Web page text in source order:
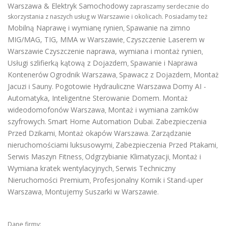
Warszawa & Elektryk Samochodowy zapraszamy serdecznie do
skorzystania z naszych usług w Warszawie i okolicach. Posiadamy też
Mobilną Naprawę i wymianę rynien, Spawanie na zimno
MIG/MAG, TIG, MMA w Warszawie, Czyszczenie Laserem w
Warszawie Czyszczenie naprawa, wymiana i montaż rynien,
Usługi szlifierką kątową z Dojazdem, Spawanie i Naprawa
Kontenerów Ogrodnik Warszawa, Spawacz z Dojazdem, Montaż
Jacuzi i Sauny. Pogotowie Hydrauliczne Warszawa Domy AI -
Automatyka, Inteligentne Sterowanie Domem. Montaż
wideodomofonów Warszawa, Montaż i wymiana zamków
szyfrowych. Smart Home Automation Dubai. Zabezpieczenia
Przed Dzikami, Montaż okapów Warszawa. Zarządzanie
nieruchomościami luksusowymi, Zabezpieczenia Przed Ptakami,
Serwis Maszyn Fitness, Odgrzybianie Klimatyzacji, Montaż i
Wymiana kratek wentylacyjnych, Serwis Techniczny
Nieruchomości Premium, Profesjonalny Komik i Stand-uper
Warszawa, Montujemy Suszarki w Warszawie.